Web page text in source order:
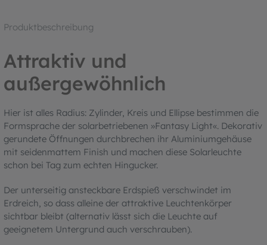
Produktbeschreibung
Attraktiv und
außergewöhnlich
Hier ist alles Radius: Zylinder, Kreis und Ellipse bestimmen die
Formsprache der solarbetriebenen »Fantasy Light«. Dekorativ
gerundete Öffnungen durchbrechen ihr Aluminiumgehäuse
mit seidenmattem Finish und machen diese Solarleuchte
schon bei Tag zum echten Hingucker.
Der unterseitig ansteckbare Erdspieß verschwindet im
Erdreich, so dass alleine der attraktive Leuchtenkörper
sichtbar bleibt (alternativ lässt sich die Leuchte auf
geeignetem Untergrund auch verschrauben).